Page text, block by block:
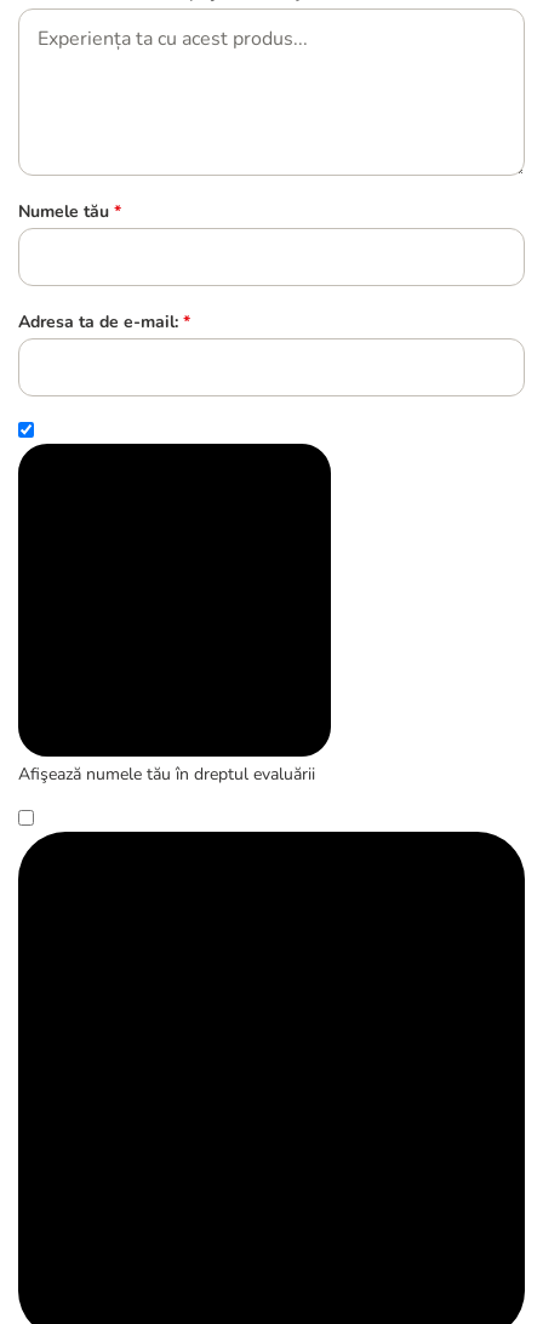
Numele tău *
Adresa ta de e-mail: *
Afişează numele tău în dreptul evaluării